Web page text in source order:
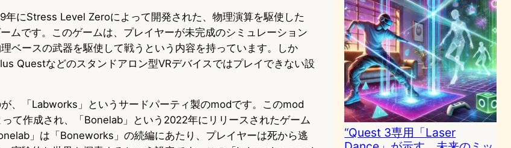
年にStress Level Zeroによって開発された、物理演算を駆使した
ムです。このゲームは、プレイヤーが未完成のシミュレーション
ベースの武器を駆使して戦うという内容を持っています。しか
Questなどのスタンドアロン型VRデバイスではプレイできない設
、「Labworks」というサードパーティ製のmodです。このmod
て作成され、「Bonelab」という2022年にリリースされたゲーム
」は「Boneworks」の続編にあたり、プレイヤーは死から逃
“Quest 3専用「Laser